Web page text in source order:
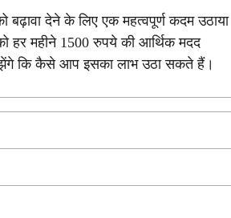
देने के लिए एक महत्वपूर्ण कदम उठाया
हर महीने 1500 रुपये की आर्थिक मदद
कि कैसे आप इसका लाभ उठा सकते हैं।